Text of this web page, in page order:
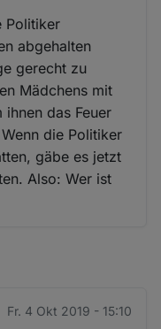
Politiker
abgehalten
gerecht zu
Mädchens mit
das Feuer
die Politiker
gäbe es jetzt
Also: Wer ist
Fr. 4 Okt 2019 - 15:10